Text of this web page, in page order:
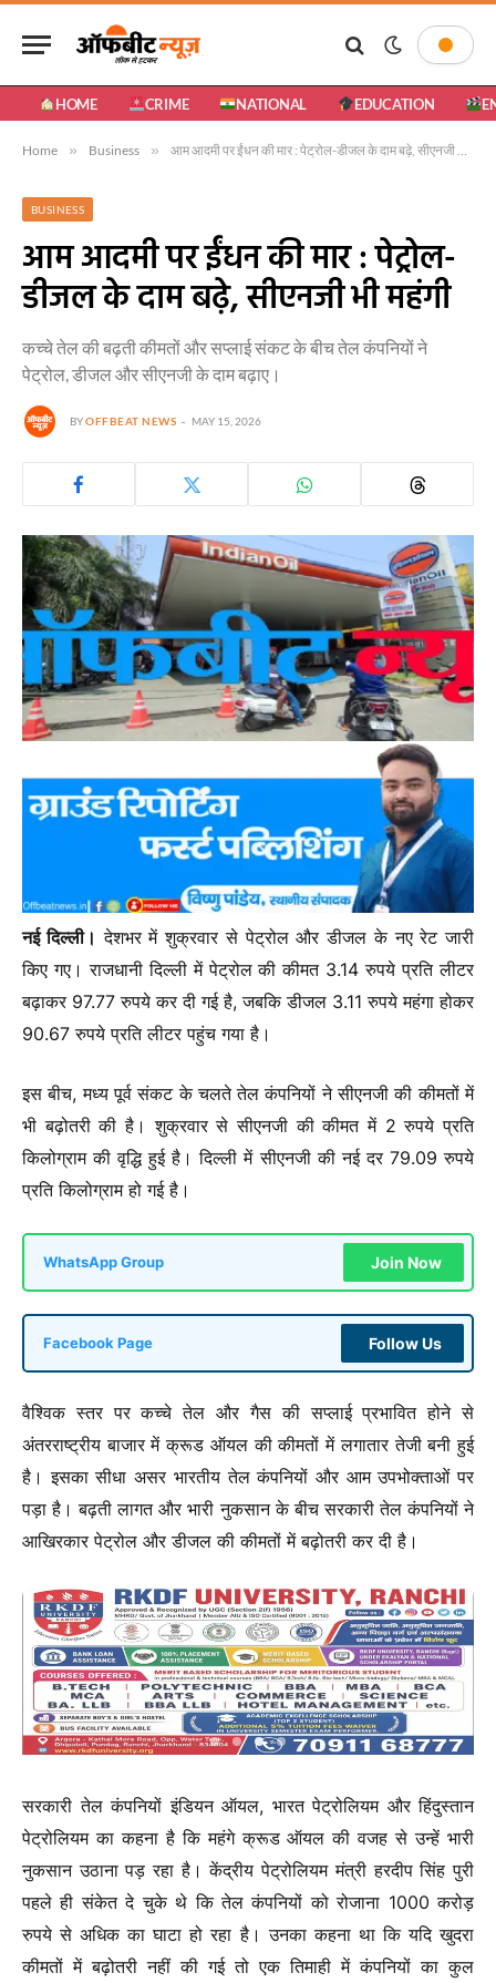
HOME CRIME NATIONAL EDUCATION
Home » Business » आम आदमी पर ईंधन की मार : पेट्रोल-डीजल के दाम बढ़े, सीएनजी भी महंगी
BUSINESS
आम आदमी पर ईंधन की मार : पेट्रोल-
डीजल के दाम बढ़े, सीएनजी भी महंगी
कच्चे तेल की बढ़ती कीमतों और सप्लाई संकट के बीच तेल कंपनियों ने
पेट्रोल, डीजल और सीएनजी के दाम बढ़ाए।
BYOFFBEAT NEWS MAY 15, 2026
नई दिल्ली। देशभर में शुक्रवार से पेट्रोल और डीजल के नए रेट जारी
किए गए। राजधानी दिल्ली में पेट्रोल की कीमत 3.14 रुपये प्रति लीटर
बढ़ाकर 97.77 रुपये कर दी गई है, जबकि डीजल 3.11 रुपये महंगा होकर
90.67 रुपये प्रति लीटर पहुंच गया है।
इस बीच, मध्य पूर्व संकट के चलते तेल कंपनियों ने सीएनजी की कीमतों में
भी बढ़ोतरी की है। शुक्रवार से सीएनजी की कीमत में 2 रुपये प्रति
किलोग्राम की वृद्धि हुई है। दिल्ली में सीएनजी की नई दर 79.09 रुपये
प्रति किलोग्राम हो गई है।
WhatsApp Group Join Now
Facebook Page Follow Us
वैश्विक स्तर पर कच्चे तेल और गैस की सप्लाई प्रभावित होने से
अंतरराष्ट्रीय बाजार में क्रूड ऑयल की कीमतों में लगातार तेजी बनी हुई
है। इसका सीधा असर भारतीय तेल कंपनियों और आम उपभोक्ताओं पर
पड़ा है। बढ़ती लागत और भारी नुकसान के बीच सरकारी तेल कंपनियों ने
आखिरकार पेट्रोल और डीजल की कीमतों में बढ़ोतरी कर दी है।
सरकारी तेल कंपनियों इंडियन ऑयल, भारत पेट्रोलियम और हिंदुस्तान
पेट्रोलियम का कहना है कि महंगे क्रूड ऑयल की वजह से उन्हें भारी
नुकसान उठाना पड़ रहा है। केंद्रीय पेट्रोलियम मंत्री हरदीप सिंह पुरी
पहले ही संकेत दे चुके थे कि तेल कंपनियों को रोजाना 1000 करोड़
रुपये से अधिक का घाटा हो रहा है। उनका कहना था कि यदि खुदरा
कीमतों में बढ़ोतरी नहीं की गई तो एक तिमाही में कंपनियों का कुल